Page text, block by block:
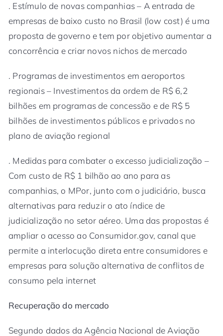
. Estímulo de novas companhias – A entrada de
empresas de baixo custo no Brasil (low cost) é uma
proposta de governo e tem por objetivo aumentar a
concorrência e criar novos nichos de mercado
. Programas de investimentos em aeroportos
regionais – Investimentos da ordem de R$ 6,2
bilhões em programas de concessão e de R$ 5
bilhões de investimentos públicos e privados no
plano de aviação regional
. Medidas para combater o excesso judicialização –
Com custo de R$ 1 bilhão ao ano para as
companhias, o MPor, junto com o judiciário, busca
alternativas para reduzir o ato índice de
judicialização no setor aéreo. Uma das propostas é
ampliar o acesso ao Consumidor.gov, canal que
permite a interlocução direta entre consumidores e
empresas para solução alternativa de conflitos de
consumo pela internet
Recuperação do mercado
Segundo dados da Agência Nacional de Aviação